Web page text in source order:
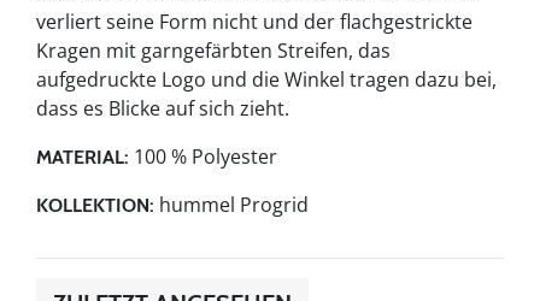
verliert seine Form nicht und der flachgestrickte
Kragen mit garngefärbten Streifen, das
aufgedruckte Logo und die Winkel tragen dazu bei,
dass es Blicke auf sich zieht.
MATERIAL: 100 % Polyester
KOLLEKTION: hummel Progrid